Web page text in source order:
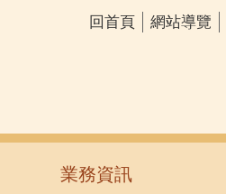
回首頁 網站導覽
業務資訊